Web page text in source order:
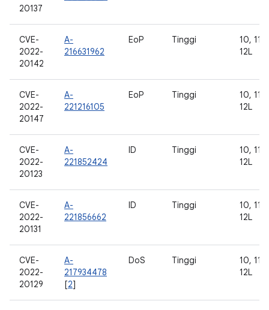
20137
CVE-
2022-
20142
A-
216631962
EoP Tinggi
10, 11,
12L
CVE-
2022-
20147
A-
221216105
EoP Tinggi
10, 11,
12L
CVE-
2022-
20123
A-
221852424
ID Tinggi
10, 11,
12L
CVE-
2022-
20131
A-
221856662
ID Tinggi
10, 11,
12L
CVE-
2022-
20129
A-
217934478
[2]
DoS Tinggi
10, 11,
12L